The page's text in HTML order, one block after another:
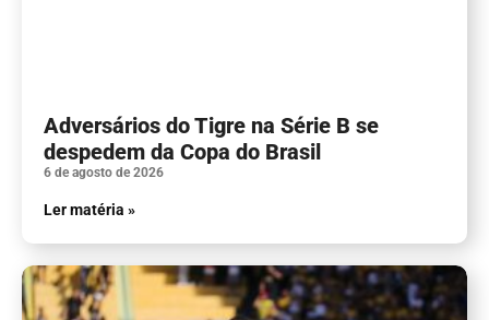
Adversários do Tigre na Série B se
despedem da Copa do Brasil
6 de agosto de 2026
Ler matéria »